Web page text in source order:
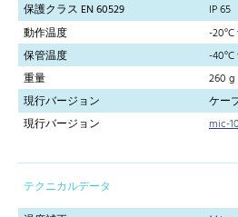
保護クラス EN 60529
IP 65
動作温度
-
保管温度
-
重量
260 g
現行バージョン
ケー
現行バージョン
mic-
テクニカルデータ